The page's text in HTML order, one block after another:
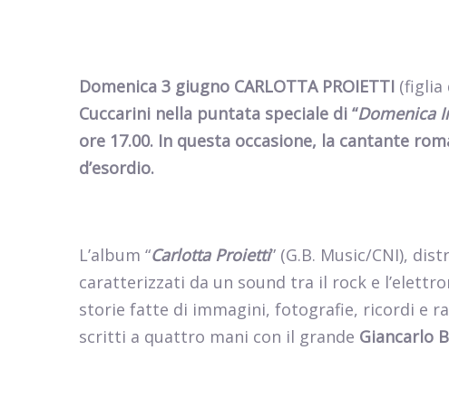
Domenica 3 giugno CARLOTTA PROIETTI (figlia
Cuccarini nella puntata speciale di “Domenica
ore 17.00. In questa occasione, la cantante
d’esordio.
L’album “Carlotta Proietti” (G.B. Music/CNI),
caratterizzati da un sound tra il rock e
storie fatte di immagini, fotografie, ricordi e
scritti a quattro mani con il grande Giancarlo